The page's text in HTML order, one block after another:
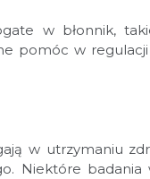
w błonnik,
pomóc w
w utrzymaniu
Niektóre badania